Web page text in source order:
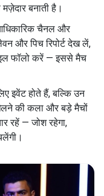
बनाती है।
चैनल और
और पिच रिपोर्ट देख लें,
फॉलो करें — इससे मैच
इवेंट होते हैं, बल्कि उन
की कला और बड़े मैचों
रहें — जोश रहेगा,